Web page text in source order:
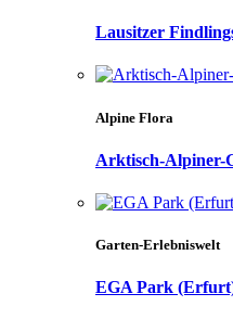
Lausitzer
Alpine Flora
Arktisch-Alpiner-
Garten-Erlebniswelt
EGA Park